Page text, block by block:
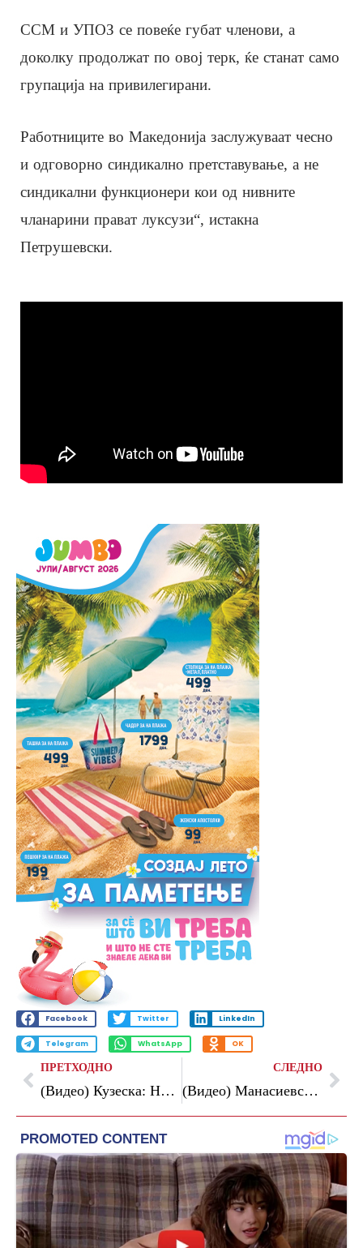
ССМ и УПОЗ се повеќе губат членови, а
доколку продолжат по овој терк, ќе станат само
групација на привилегирани.
Работниците во Македонија заслужуваат чесно
и одговорно синдикално претставување, а не
синдикални функционери кои од нивните
чланарини прават луксузи“, истакна
Петрушевски.
Facebook Twitter LinkedIn
Telegram WhatsApp OK
ПРЕТХОДНО
(Видео) Кузеска: Нова лага на Мицкоски, знаел за државјанството на Груевски – затоа документите не се праќаат
СЛЕДНО
(Видео) Манасиевски: Без гаранции нема уставни измени